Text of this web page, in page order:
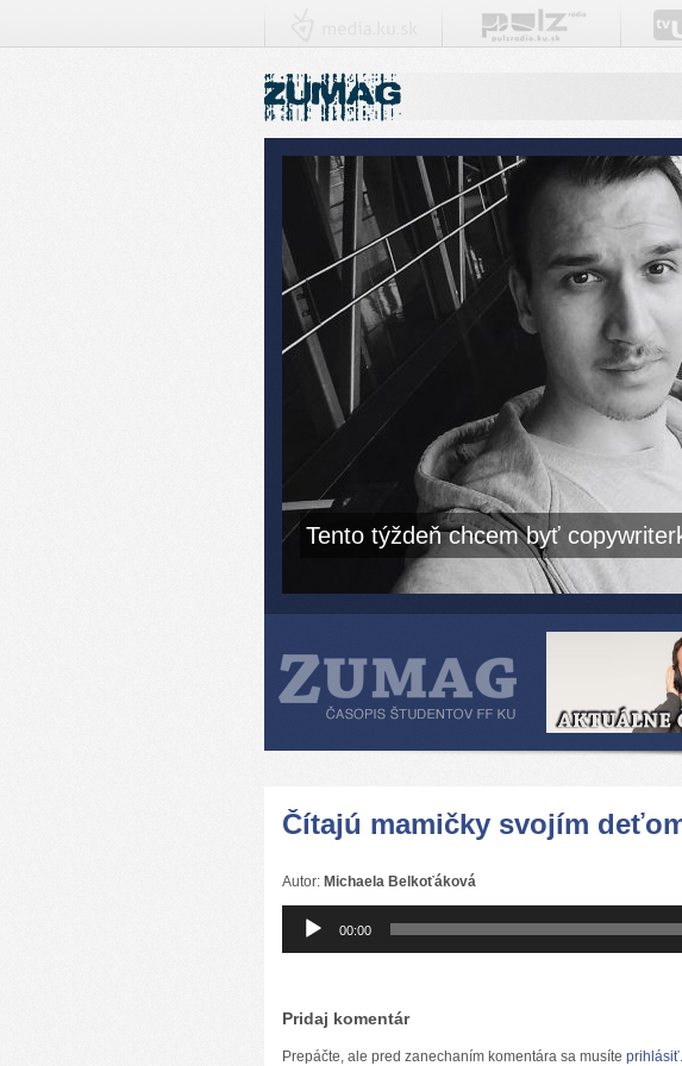
Tento týždeň chcem byť
Čítajú mamičky svojím
Autor: Michaela Belkoťáková
prehrávač00:00
Pridaj komentár
Prepáčte, ale pred zanechaním komentára sa musíte prihlásiť.